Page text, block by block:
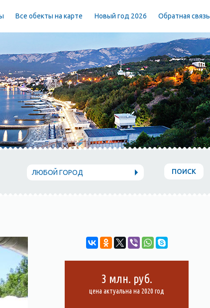
Все обекты на карте Новый год 2026 Обратная связь
ЛЮБОЙ ГОРОД ПОИСК
3 млн. руб.
цена актуальна на 2020 год